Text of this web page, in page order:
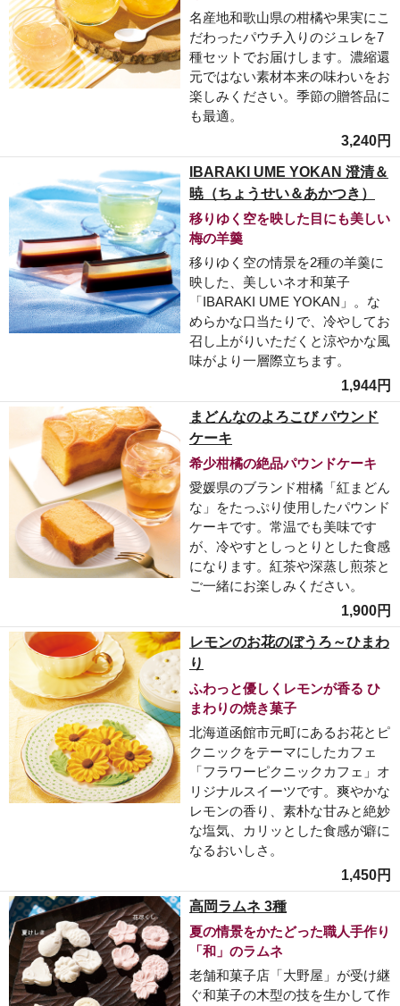
名産地和歌山県の柑橘や果実にこ
だわったパウチ入りのジュレを7
種セットでお届けします。濃縮還
元ではない素材本来の味わいをお
楽しみください。季節の贈答品に
も最適。
3,240円
IBARAKI UME YOKAN 澄清＆
暁（ちょうせい＆あかつき）
移りゆく空を映した目にも美しい
梅の羊羹
移りゆく空の情景を2種の羊羹に
映した、美しいネオ和菓子
「IBARAKI UME YOKAN」。な
めらかな口当たりで、冷やしてお
召し上がりいただくと涼やかな風
味がより一層際立ちます。
1,944円
まどんなのよろこび パウンド
ケーキ
希少柑橘の絶品パウンドケーキ
愛媛県のブランド柑橘「紅まどん
な」をたっぷり使用したパウンド
ケーキです。常温でも美味です
が、冷やすとしっとりとした食感
になります。紅茶や深蒸し煎茶と
ご一緒にお楽しみください。
1,900円
レモンのお花のぼうろ～ひまわ
り
ふわっと優しくレモンが香る ひ
まわりの焼き菓子
北海道函館市元町にあるお花とピ
クニックをテーマにしたカフェ
「フラワーピクニックカフェ」オ
リジナルスイーツです。爽やかな
レモンの香り、素朴な甘みと絶妙
な塩気、カリッとした食感が癖に
なるおいしさ。
1,450円
高岡ラムネ 3種
夏の情景をかたどった職人手作り
「和」のラムネ
老舗和菓子店「大野屋」が受け継
ぐ和菓子の木型の技を生かして作